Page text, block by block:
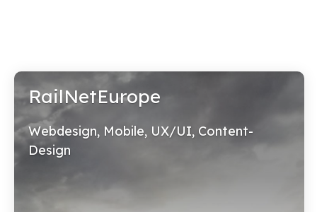
RailNetEurope
Webdesign, Mobile, UX/UI, Content-
Design